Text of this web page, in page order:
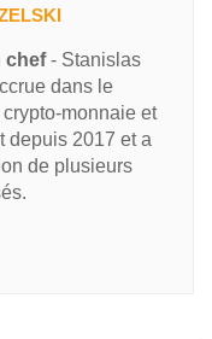
chef- Stanislas
dans le
monnaie et
depuis 2017 et a
de plusieurs